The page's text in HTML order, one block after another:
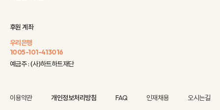
후원 계좌
우리은행
1005-101-413016
예금주 : (사)하트하트재단
이용약관 개인정보처리방침 FAQ 인재채용 오시는길